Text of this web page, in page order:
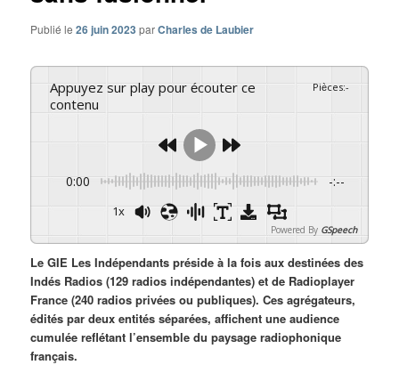
Publié le26 juin 2023 parCharles de Laubier
Appuyez sur play pour écouter ce
contenu
Pièces:-
0:00 -:--
1x
Powered By GSpeech
Le GIE Les Indépendants préside à la fois aux destinées des
Indés Radios (129 radios indépendantes) et de Radioplayer
France (240 radios privées ou publiques). Ces agrégateurs,
édités par deux entités séparées, affichent une audience
cumulée reflétant l’ensemble du paysage radiophonique
français.